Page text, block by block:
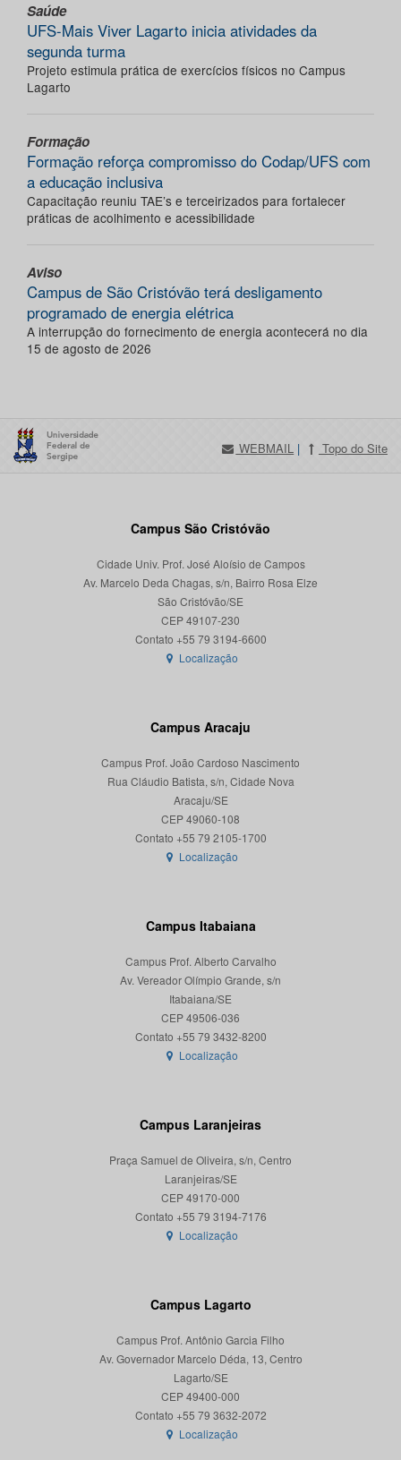
Saúde
UFS-Mais Viver Lagarto inicia atividades da
segunda turma
Projeto estimula prática de exercícios físicos no Campus
Lagarto
Formação
Formação reforça compromisso do Codap/UFS com
a educação inclusiva
Capacitação reuniu TAE’s e terceirizados para fortalecer
práticas de acolhimento e acessibilidade
Aviso
Campus de São Cristóvão terá desligamento
programado de energia elétrica
A interrupção do fornecimento de energia acontecerá no dia
15 de agosto de 2026
WEBMAIL | Topo do Site
Campus São Cristóvão
Cidade Univ. Prof. José Aloísio de Campos
Av. Marcelo Deda Chagas, s/n, Bairro Rosa Elze
São Cristóvão/SE
CEP 49107-230
Localização
Campus Aracaju
Campus Prof. João Cardoso Nascimento
Rua Cláudio Batista, s/n, Cidade Nova
Aracaju/SE
CEP 49060-108
Localização
Campus Itabaiana
Campus Prof. Alberto Carvalho
Av. Vereador Olímpio Grande, s/n
Itabaiana/SE
CEP 49506-036
Localização
Campus Laranjeiras
Praça Samuel de Oliveira, s/n, Centro
Laranjeiras/SE
CEP 49170-000
Localização
Campus Lagarto
Campus Prof. Antônio Garcia Filho
Av. Governador Marcelo Déda, 13, Centro
Lagarto/SE
CEP 49400-000
Localização